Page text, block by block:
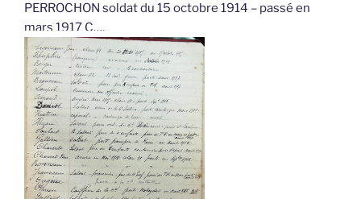
PERROCHON soldat du 15 octobre 1914 – passé en
mars 1917 C….